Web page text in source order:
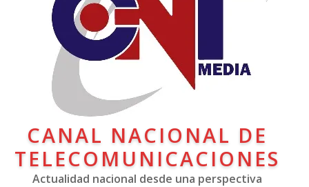
CANAL NACIONAL DE
TELECOMUNICACIONES
Actualidad nacional desde una perspectiva